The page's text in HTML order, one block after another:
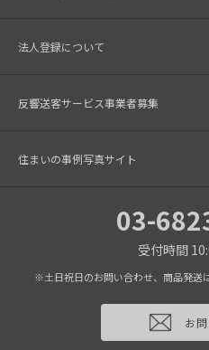
法人登録について
反響送客サービス事業者募集
住まいの事例写真サイト
03-
受付時間
※土日祝日のお問い合わせ、商品発送
お